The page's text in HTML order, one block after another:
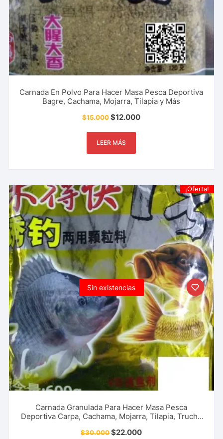
Carnada En Polvo Para Hacer Masa Pesca Deportiva
Bagre, Cachama, Mojarra, Tilapia y Más
$15.000$12.000
LEER MÁS
Sin existencias
¡Oferta!
Carnada Granulada Para Hacer Masa Pesca
Deportiva Carpa, Cachama, Mojarra, Tilapia, Trucha
$30.000$22.000